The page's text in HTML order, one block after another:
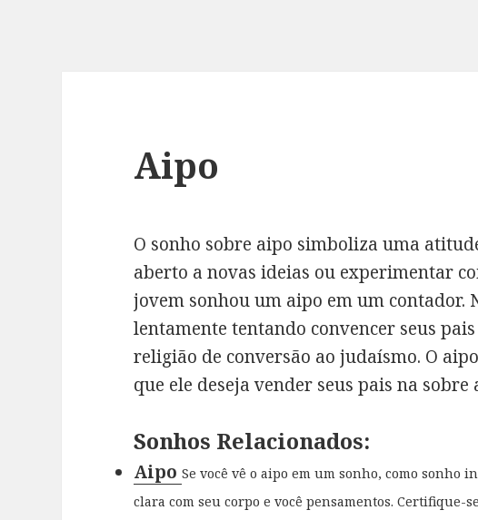
Aipo
O sonho sobre aipo simboliza uma
aberto a novas ideias ou experimentar
jovem sonhou um aipo em um contador.
lentamente tentando convencer seus
religião de conversão ao judaísmo. O
que ele deseja vender seus pais na
Sonhos Relacionados:
AipoSe você vê o aipo em um sonho, como sonho
clara com seu corpo e você pensamentos. Certifique-